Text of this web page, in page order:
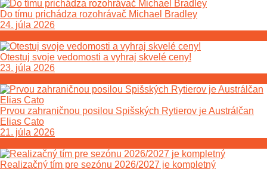
Do tímu prichádza rozohrávač Michael Bradley
24. júla 2026
Otestuj svoje vedomosti a vyhraj skvelé ceny!
23. júla 2026
Prvou zahraničnou posilou Spišských Rytierov je Austrálčan
Elias Cato
21. júla 2026
Realizačný tím pre sezónu 2026/2027 je kompletný